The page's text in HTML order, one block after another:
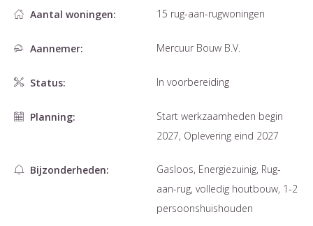
Aantal woningen: 15 rug-aan-rugwoningen
Aannemer: Mercuur Bouw B.V.
Status: In voorbereiding
Planning:
Start werkzaamheden begin
2027, Oplevering eind 2027
Bijzonderheden:
Gasloos, Energiezuinig, Rug-
aan-rug, volledig houtbouw, 1-2
persoonshuishouden